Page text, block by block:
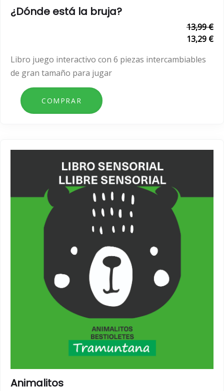
¿Dónde está la bruja?
13,99 €
13,29 €
Libro juego interactivo con 6 piezas intercambiables
de gran tamaño para jugar
Animalitos